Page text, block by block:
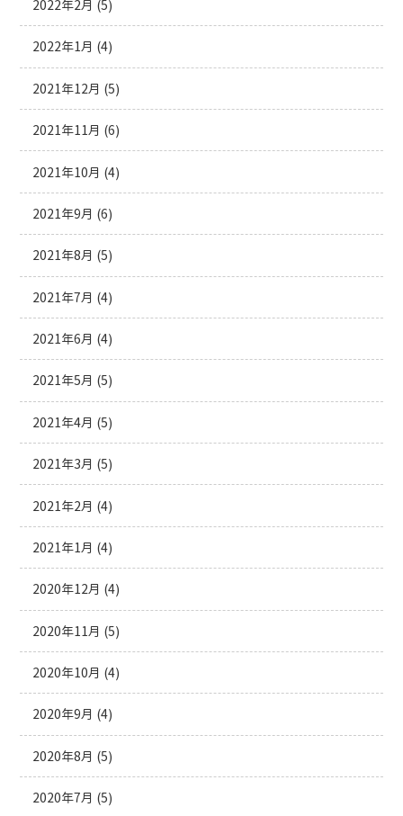
2022年2月 (5)
2022年1月 (4)
2021年12月 (5)
2021年11月 (6)
2021年10月 (4)
2021年9月 (6)
2021年8月 (5)
2021年7月 (4)
2021年6月 (4)
2021年5月 (5)
2021年4月 (5)
2021年3月 (5)
2021年2月 (4)
2021年1月 (4)
2020年12月 (4)
2020年11月 (5)
2020年10月 (4)
2020年9月 (4)
2020年8月 (5)
2020年7月 (5)